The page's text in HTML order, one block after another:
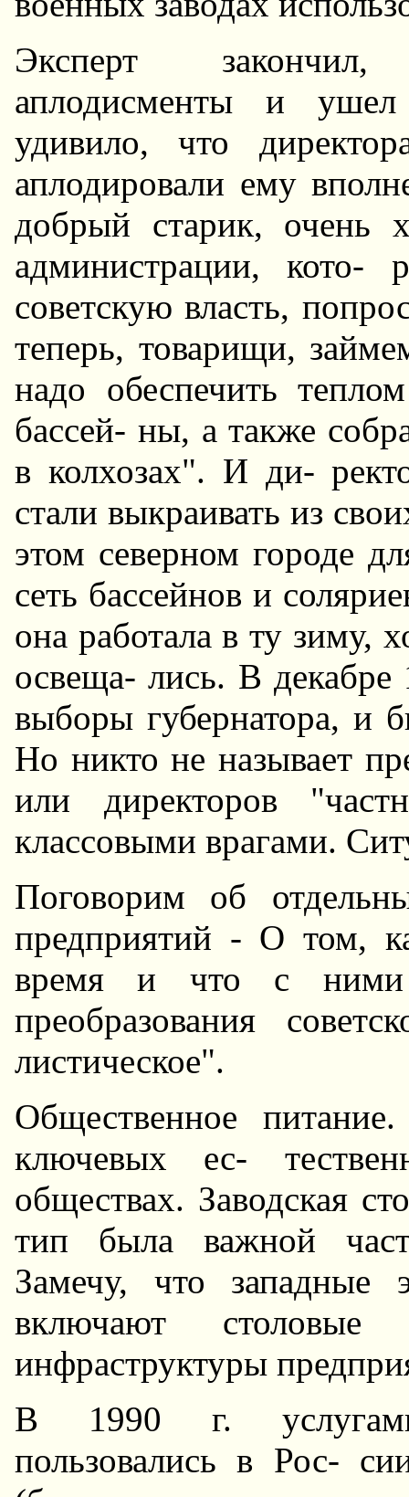
Эксперт
аплодисменты и
удивило, что
аплодировали ему
добрый старик, очень
администрации, кото-
советскую власть,
теперь, товарищи,
надо обеспечить
бассей- ны, а также
в колхозах". И ди-
стали выкраивать из
этом северном городе
сеть бассейнов и
она работала в ту зиму,
освеща- лись. В
выборы губернатора, и
Hо никто не называет
или директоров
классовыми врагами.
Поговорим об
предприятий - О том,
время и что с ними
преобразования
листическое".
Общественное
ключевых ес-
обществах. Заводская
тип была важной
Замечу, что западные
включают столовые
инфpаструктуры
В 1990 г. услугами
пользовались в Рос-